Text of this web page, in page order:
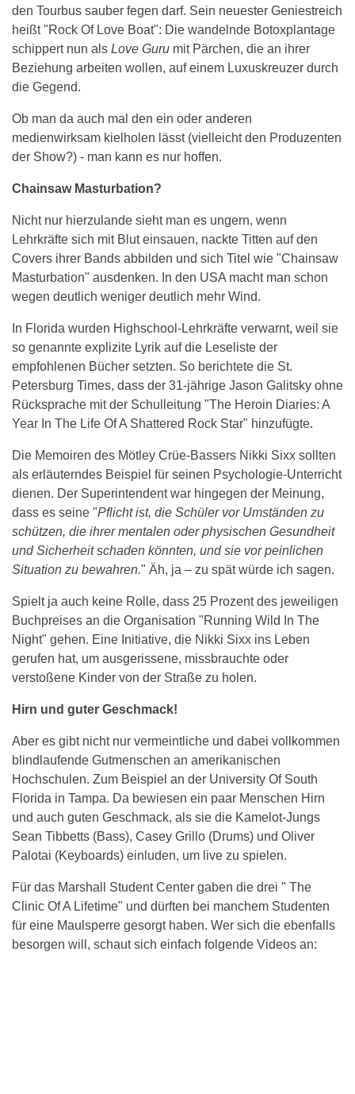
den Tourbus sauber fegen darf. Sein neuester Geniestreich
heißt "Rock Of Love Boat": Die wandelnde Botoxplantage
schippert nun als Love Guru mit Pärchen, die an ihrer
Beziehung arbeiten wollen, auf einem Luxuskreuzer durch
die Gegend.
Ob man da auch mal den ein oder anderen
medienwirksam kielholen lässt (vielleicht den Produzenten
der Show?) - man kann es nur hoffen.
Chainsaw Masturbation?
Nicht nur hierzulande sieht man es ungern, wenn
Lehrkräfte sich mit Blut einsauen, nackte Titten auf den
Covers ihrer Bands abbilden und sich Titel wie "Chainsaw
Masturbation" ausdenken. In den USA macht man schon
wegen deutlich weniger deutlich mehr Wind.
In Florida wurden Highschool-Lehrkräfte verwarnt, weil sie
so genannte explizite Lyrik auf die Leseliste der
empfohlenen Bücher setzten. So berichtete die St.
Petersburg Times, dass der 31-jährige Jason Galitsky ohne
Rücksprache mit der Schulleitung "The Heroin Diaries: A
Year In The Life Of A Shattered Rock Star" hinzufügte.
Die Memoiren des Mötley Crüe-Bassers Nikki Sixx sollten
als erläuterndes Beispiel für seinen Psychologie-Unterricht
dienen. Der Superintendent war hingegen der Meinung,
dass es seine "Pflicht ist, die Schüler vor Umständen zu
schützen, die ihrer mentalen oder physischen Gesundheit
und Sicherheit schaden könnten, und sie vor peinlichen
Situation zu bewahren." Äh, ja – zu spät würde ich sagen.
Spielt ja auch keine Rolle, dass 25 Prozent des jeweiligen
Buchpreises an die Organisation "Running Wild In The
Night" gehen. Eine Initiative, die Nikki Sixx ins Leben
gerufen hat, um ausgerissene, missbrauchte oder
verstoßene Kinder von der Straße zu holen.
Hirn und guter Geschmack!
Aber es gibt nicht nur vermeintliche und dabei vollkommen
blindlaufende Gutmenschen an amerikanischen
Hochschulen. Zum Beispiel an der University Of South
Florida in Tampa. Da bewiesen ein paar Menschen Hirn
und auch guten Geschmack, als sie die Kamelot-Jungs
Sean Tibbetts (Bass), Casey Grillo (Drums) und Oliver
Palotai (Keyboards) einluden, um live zu spielen.
Für das Marshall Student Center gaben die drei " The
Clinic Of A Lifetime" und dürften bei manchem Studenten
für eine Maulsperre gesorgt haben. Wer sich die ebenfalls
besorgen will, schaut sich einfach folgende Videos an: